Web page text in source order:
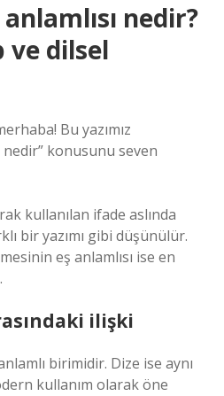
anlamlısı nedir?
ve dilsel
Bu yazımız
nedir” konusunu seven
kullanılan ifade aslında
bir yazımı gibi düşünülür.
eş anlamlısı ise en
ilişki
birimidir. Dize ise aynı
kullanım olarak öne